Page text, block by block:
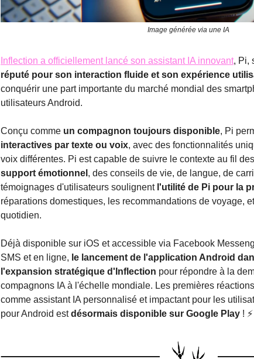
Image générée via une IA
Inflection a officiellement lancé son assistant IA innovant, Pi,
réputé pour son interaction fluide et son expérience
conquérir une part importante du marché mondial des
utilisateurs Android.
Conçu comme un compagnon toujours disponible, Pi
interactives par texte ou voix, avec des fonctionnalités
voix différentes. Pi est capable de suivre le contexte au fil
support émotionnel , des conseils de vie, de langue, de
témoignages d'utilisateurs soulignent l'utilité de Pi pour la
réparations domestiques, les recommandations de voyage,
quotidien.
Déjà disponible sur iOS et accessible via Facebook
SMS et en ligne, le lancement de l'application Android
l'expansion stratégique d'Inflection pour répondre à la
compagnons IA à l'échelle mondiale. Les premières
comme assistant IA personnalisé et impactant pour les
pour Android estdésormais disponible sur Google Play ! ⚡